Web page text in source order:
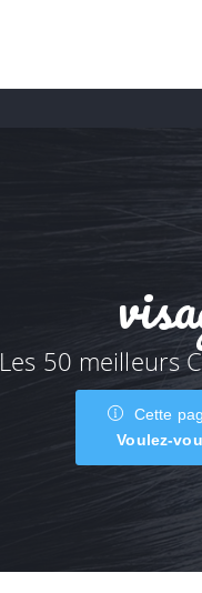
Les 50 meilleurs
Cette
Voulez-